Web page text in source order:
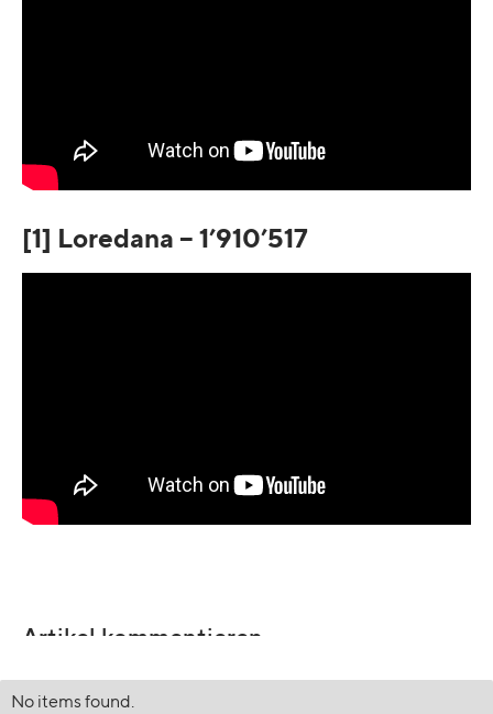
[1] Loredana – 1’910’517
Artikel kommentieren
No items found.